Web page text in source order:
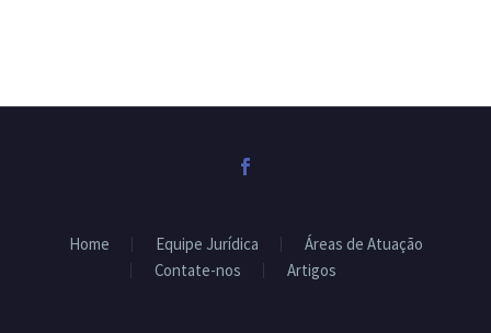
Home Equipe Jurídica
Áreas de Atuação
Contate-nos
Artigos